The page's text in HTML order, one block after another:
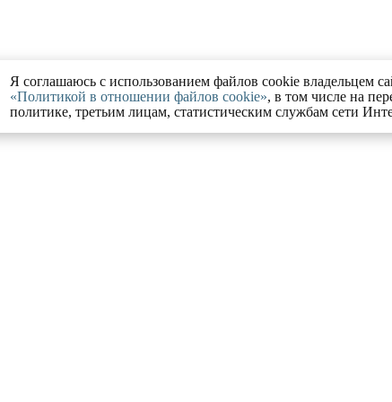
Я соглашаюсь с использованием файлов cookie владельцем
«Политикой в отношении файлов cookie», в том числе на
политике, третьим лицам, статистическим службам сети